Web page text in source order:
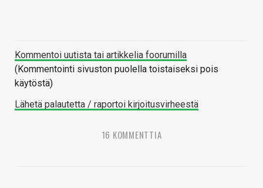
Kommentoi uutista tai artikkelia foorumilla
(Kommentointi sivuston puolella toistaiseksi pois
käytöstä)
Lähetä palautetta / raportoi kirjoitusvirheestä
16 KOMMENTTIA